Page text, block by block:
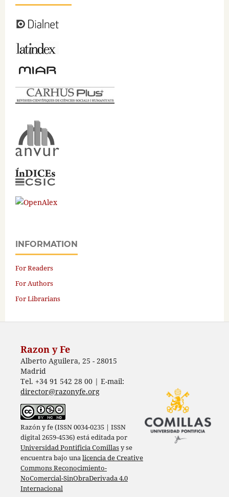
INFORMATION
For Readers
For Authors
For Librarians
Razon y Fe
Alberto Aguilera, 25 - 28015
Madrid
Tel. +34 91 542 28 00 | E-mail:
director@razonyfe.org
Razón y fe (ISSN 0034-0235 | ISSN
digital 2659-4536) está editada por
Universidad Pontificia Comillasy se
encuentra bajo unalicencia de Creative
Commons Reconocimiento-
NoComercial-SinObraDerivada 4.0
Internacional